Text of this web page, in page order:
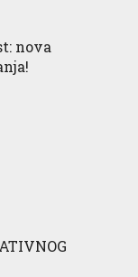
nova